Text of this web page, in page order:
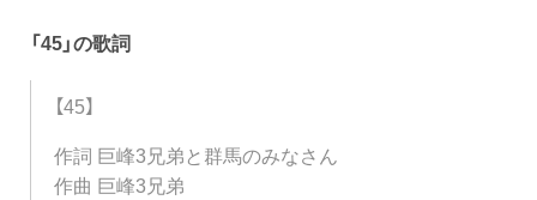
「45」の歌詞
【45】
作詞 巨峰3兄弟と群馬のみなさん
作曲 巨峰3兄弟